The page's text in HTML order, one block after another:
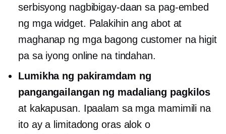
serbisyong nagbibigay-daan sa pag-embed
ng mga widget. Palakihin ang abot at
maghanap ng mga bagong customer na higit
pa sa iyong online na tindahan.
Lumikha ng pakiramdam ng
pangangailangan ng madaliang pagkilos
at kakapusan. Ipaalam sa mga mamimili na
ito ay a limitadong orasalok o